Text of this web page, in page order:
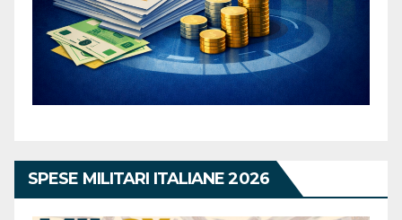
SPESE MILITARI ITALIANE 2026